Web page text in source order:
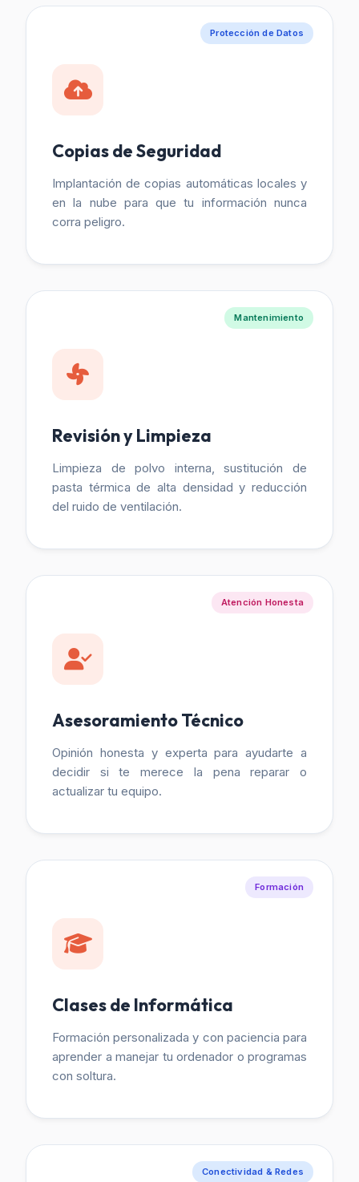
Protección de Datos
Copias de Seguridad
Implantación de copias automáticas locales y
en la nube para que tu información nunca
corra peligro.
Mantenimiento
Revisión y Limpieza
Limpieza de polvo interna, sustitución de
pasta térmica de alta densidad y reducción
del ruido de ventilación.
Atención Honesta
Asesoramiento Técnico
Opinión honesta y experta para ayudarte a
decidir si te merece la pena reparar o
actualizar tu equipo.
Formación
Clases de Informática
Formación personalizada y con paciencia para
aprender a manejar tu ordenador o programas
con soltura.
Conectividad & Redes